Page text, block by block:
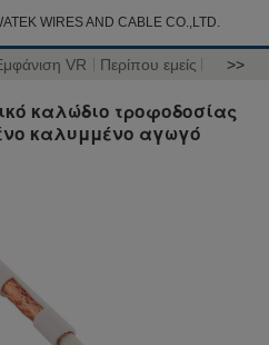
WIRES AND CABLE CO.,LTD.
VR Περίπου εμείς >>
καλώδιο τροφοδοσίας
καλυμμένο αγωγό